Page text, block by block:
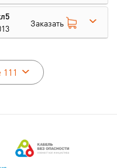
Заказать
111